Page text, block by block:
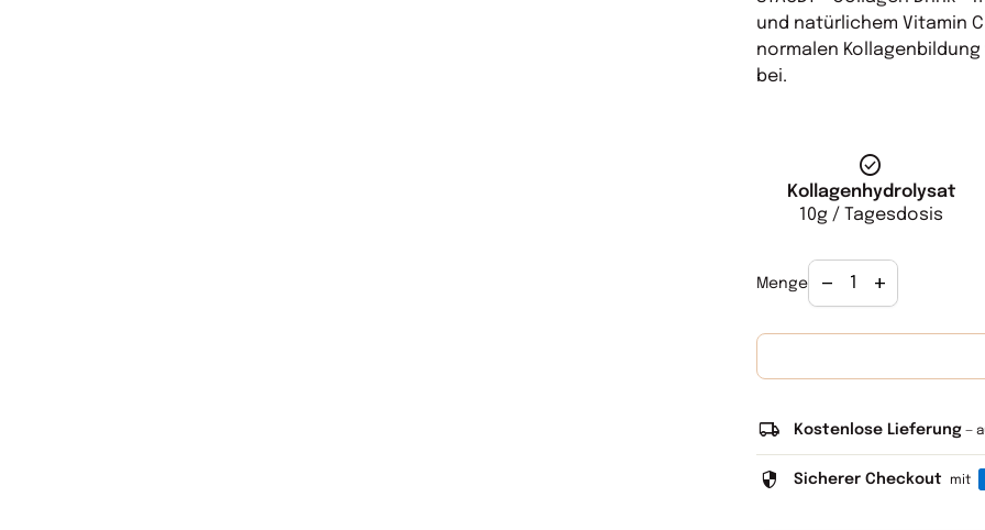
und natürlichem Vitamin
normalen
bei.
check_circle
Kollagenhydrolysat
10g / Tagesdosis
Menge
Verringerung der
remove
Menge
add
local_shipping Kostenlose Lieferung —
security Sicherer Checkout mit